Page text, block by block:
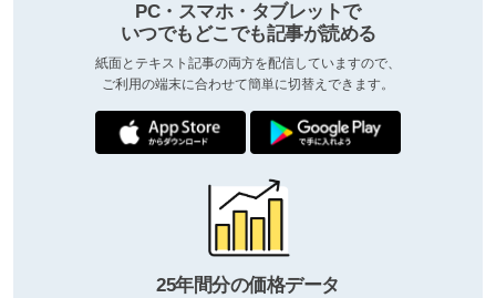
PC・スマホ・タブレットで
いつでもどこでも記事が読める
紙面とテキスト記事の両方を配信していますので、
ご利用の端末に合わせて簡単に切替えできます。
25年間分の価格データ